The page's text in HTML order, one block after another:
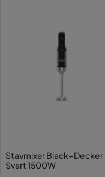
Stavmixer Black+Decker
Svart 1500W